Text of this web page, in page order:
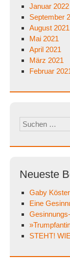
Januar 2022
September
August 2021
Mai 2021
April 2021
März 2021
Februar
Suchen
nach:
Neueste
Gaby
Eine
STEHT!